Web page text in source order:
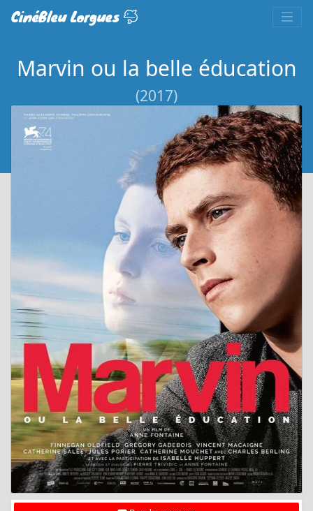
CinéBleu Lorgues
Marvin ou la belle éducation
(2017)